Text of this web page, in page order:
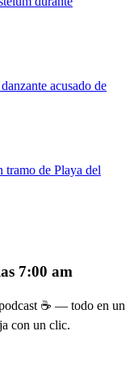
acusado de
tramo de Playa del
7:00 am
☕ — todo en un
con un clic.